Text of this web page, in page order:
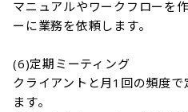
マニュアルやワークフローを
ーに業務を依頼します。
(6)定期ミーティング
クライアントと月1回の頻度
ます。